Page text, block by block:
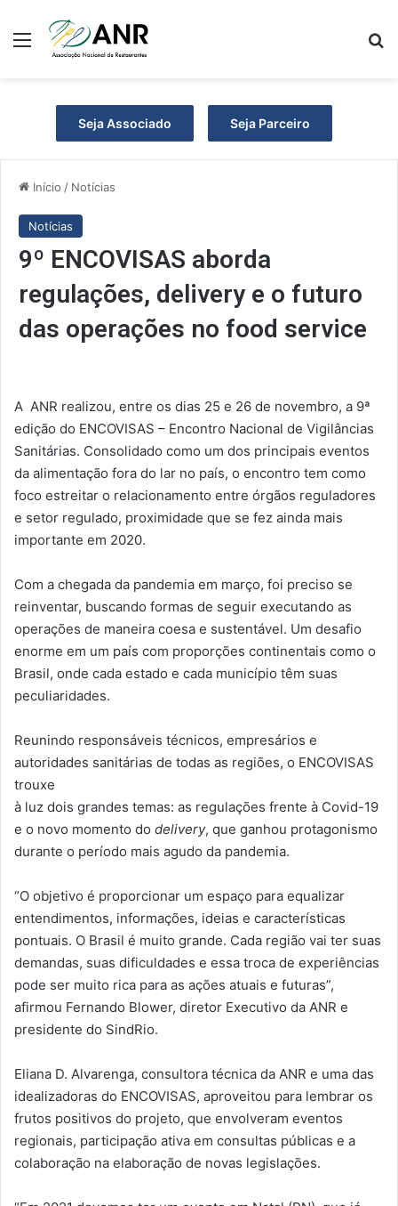
Menu
Seja Associado Seja Parceiro
Início / Notícias
Notícias
9º ENCOVISAS aborda
regulações, delivery e o futuro
das operações no food service
A ANR realizou, entre os dias 25 e 26 de novembro, a 9ª
edição do ENCOVISAS – Encontro Nacional de Vigilâncias
Sanitárias. Consolidado como um dos principais eventos
da alimentação fora do lar no país, o encontro tem como
foco estreitar o relacionamento entre órgãos reguladores
e setor regulado, proximidade que se fez ainda mais
importante em 2020.
Com a chegada da pandemia em março, foi preciso se
reinventar, buscando formas de seguir executando as
operações de maneira coesa e sustentável. Um desafio
enorme em um país com proporções continentais como o
Brasil, onde cada estado e cada município têm suas
peculiaridades.
Reunindo responsáveis técnicos, empresários e
autoridades sanitárias de todas as regiões, o ENCOVISAS
trouxe
à luz dois grandes temas: as regulações frente à Covid-19
e o novo momento do delivery, que ganhou protagonismo
durante o período mais agudo da pandemia.
“O objetivo é proporcionar um espaço para equalizar
entendimentos, informações, ideias e características
pontuais. O Brasil é muito grande. Cada região vai ter suas
demandas, suas dificuldades e essa troca de experiências
pode ser muito rica para as ações atuais e futuras”,
afirmou Fernando Blower, diretor Executivo da ANR e
presidente do SindRio.
Eliana D. Alvarenga, consultora técnica da ANR e uma das
idealizadoras do ENCOVISAS, aproveitou para lembrar os
frutos positivos do projeto, que envolveram eventos
regionais, participação ativa em consultas públicas e a
colaboração na elaboração de novas legislações.